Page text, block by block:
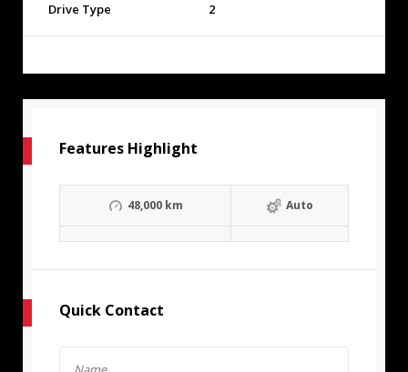
Drive Type 2
Features Highlight
48,000 km Auto
Quick Contact